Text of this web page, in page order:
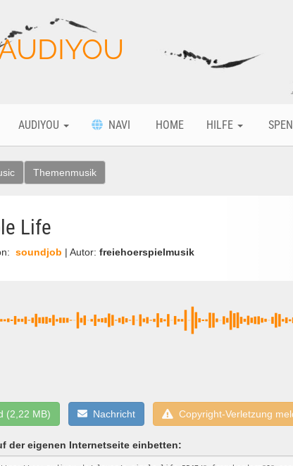
AUDIYOU NAVI HOME HILFE
Themenmusik
Life
soundjob | Autor: freiehoerspielmusik
(2,22 MB) Nachricht Copyright-Verletzung
der eigenen Internetseite einbetten: